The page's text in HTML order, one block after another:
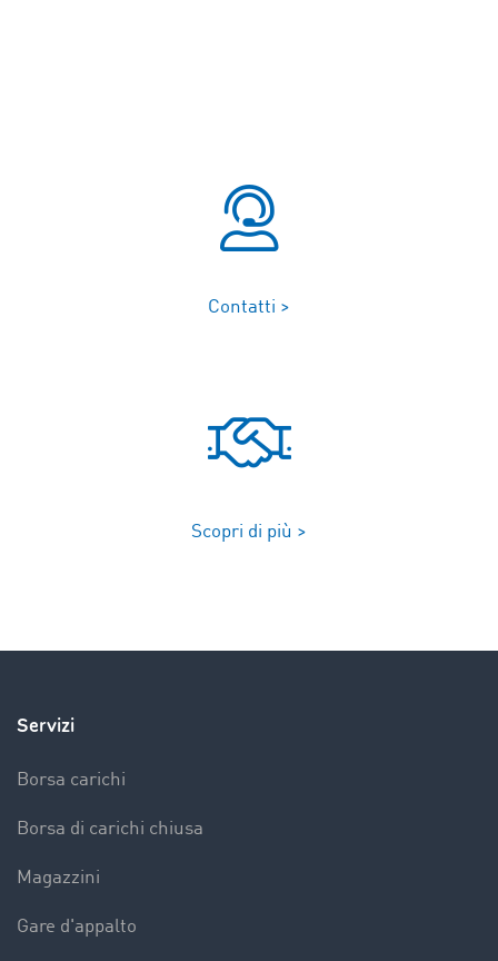
Contatti >
Scopri di più >
Servizi
Borsa carichi
Borsa di carichi chiusa
Magazzini
Gare d'appalto